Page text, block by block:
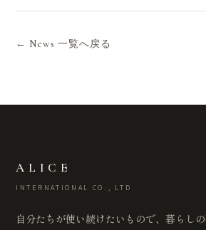
← News 一覧へ戻る
ALICE
INTERNATIONAL CO., LTD
自分たちが使い続けたいもので、暮らし